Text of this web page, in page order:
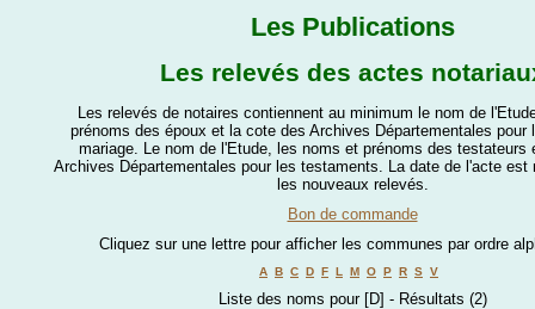
Les Publications
Les relevés des actes
Les relevés de notaires contiennent au minimum le nom de
prénoms des époux et la cote des Archives Départementales pour
mariage. Le nom de l'Etude, les noms et prénoms des testateurs
Archives Départementales pour les testaments. La date de l'acte est
les nouveaux relevés.
Bon de commande
Cliquez sur une lettre pour afficher les communes par ordre
A B C D F L M O P R S V
Liste des noms pour [D] - Résultats (2)